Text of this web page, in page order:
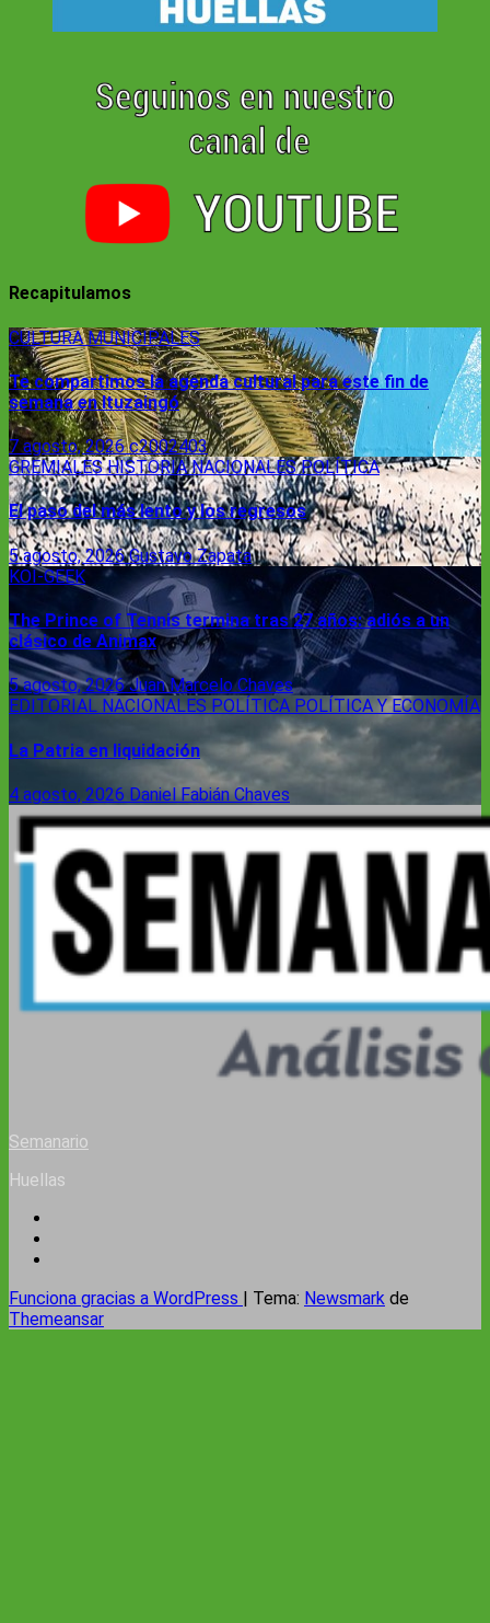
Recapitulamos
CULTURAMUNICIPALES
Te compartimos la agenda cultural para este fin de
semana en Ituzaingó
7 agosto, 2026c2002403
GREMIALESHISTORIANACIONALESPOLÍTICA
El paso del más lento y los regresos
5 agosto, 2026Gustavo Zapata
KOI-GEEK
The Prince of Tennis termina tras 27 años: adiós a un
clásico de Animax
5 agosto, 2026Juan Marcelo Chaves
EDITORIAL NACIONALES POLÍTICA POLÍTICA Y ECONOMÍA
La Patria en liquidación
4 agosto, 2026 Daniel Fabián Chaves
Semanario
Huellas
Funciona gracias a WordPress | Tema: Newsmark de
Themeansar